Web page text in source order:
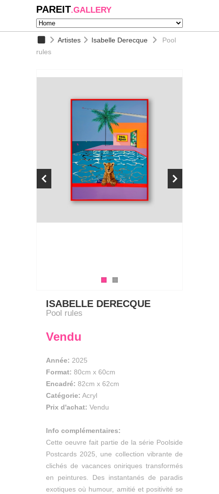
PAREIT.GALLERY
Artistes Isabelle Derecque
Pool
rules
ISABELLE DERECQUE
Pool rules
Vendu
Année: 2025
Format: 80cm x 60cm
Encadré: 82cm x 62cm
Catégorie: Acryl
Prix d'achat: Vendu
Info complémentaires:
Cette oeuvre fait partie de la série Poolside
Postcards 2025, une collection vibrante de
clichés de vacances oniriques transformés
en peintures. Des instantanés de paradis
exotiques où humour, amitié et positivité se